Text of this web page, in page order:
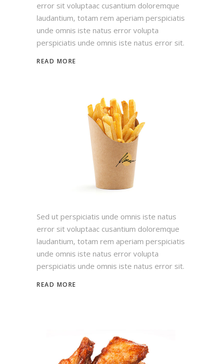
error sit voluptaac cusantium doloremque
laudantium, totam rem aperiam perspiciatis
unde omnis iste natus error volupta
perspiciatis unde omnis iste natus error sit.
READ MORE
Sed ut perspiciatis unde omnis iste natus
error sit voluptaac cusantium doloremque
laudantium, totam rem aperiam perspiciatis
unde omnis iste natus error volupta
perspiciatis unde omnis iste natus error sit.
READ MORE